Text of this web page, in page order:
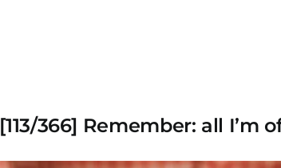
[113/366] Remember: all I’m